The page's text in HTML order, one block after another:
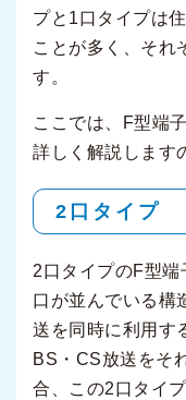
プと1口タイプは
ことが多く、それ
す。
ここでは、F型端
詳しく解説します
2口タイプ
2口タイプのF型
口が並んでいる構
送を同時に利用す
BS・CS放送をそ
合、この2口タイ